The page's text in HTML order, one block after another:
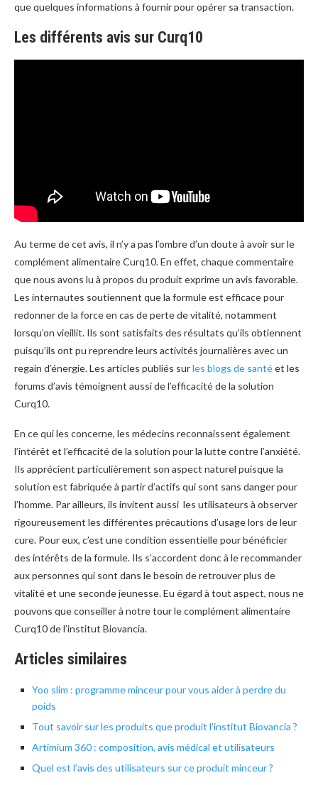
que quelques informations à fournir pour opérer sa transaction.
Les différents avis sur Curq10
Au terme de cet avis, il n’y a pas l’ombre d’un doute à avoir sur le
complément alimentaire Curq10. En effet, chaque commentaire
que nous avons lu à propos du produit exprime un avis favorable.
Les internautes soutiennent que la formule est efficace pour
redonner de la force en cas de perte de vitalité, notamment
lorsqu’on vieillit. Ils sont satisfaits des résultats qu’ils obtiennent
puisqu’ils ont pu reprendre leurs activités journalières avec un
regain d’énergie. Les articles publiés surles blogs de santéet les
forums d’avis témoignent aussi de l’efficacité de la solution
Curq10.
En ce qui les concerne, les médecins reconnaissent également
l’intérêt et l’efficacité de la solution pour la lutte contre l’anxiété.
Ils apprécient particulièrement son aspect naturel puisque la
solution est fabriquée à partir d’actifs qui sont sans danger pour
l’homme. Par ailleurs, ils invitent aussi les utilisateurs à observer
rigoureusement les différentes précautions d’usage lors de leur
cure. Pour eux, c’est une condition essentielle pour bénéficier
des intérêts de la formule. Ils s’accordent donc à le recommander
aux personnes qui sont dans le besoin de retrouver plus de
vitalité et une seconde jeunesse. Eu égard à tout aspect, nous ne
pouvons que conseiller à notre tour le complément alimentaire
Curq10 de l’institut Biovancia.
Articles similaires
Yoo slim : programme minceur pour vous aider à perdre du
poids
Tout savoir sur les produits que produit l’institut Biovancia ?
Artimium 360 : composition, avis médical et utilisateurs
Quel est l’avis des utilisateurs sur ce produit minceur ?